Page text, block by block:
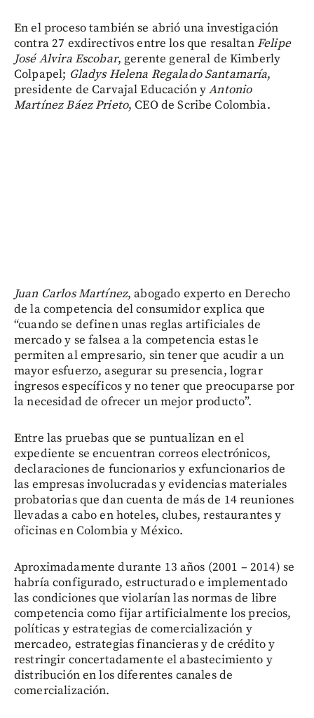
En el proceso también se abrió una investigación
contra 27 exdirectivos entre los que resaltanFelipe
José Alvira Escobar, gerente general de Kimberly
Colpapel; Gladys Helena Regalado Santamaría,
presidente de Carvajal Educación yAntonio
Martínez Báez Prieto, CEO de Scribe Colombia.
Juan Carlos Martínez, abogado experto en Derecho
de la competencia del consumidor explica que
“cuando se definen unas reglas artificiales de
mercado y se falsea a la competencia estas le
permiten al empresario, sin tener que acudir a un
mayor esfuerzo, asegurar su presencia, lograr
ingresos específicos y no tener que preocuparse por
la necesidad de ofrecer un mejor producto”.
Entre las pruebas que se puntualizan en el
expediente se encuentran correos electrónicos,
declaraciones de funcionarios y exfuncionarios de
las empresas involucradas y evidencias materiales
probatorias que dan cuenta de más de 14 reuniones
llevadas a cabo en hoteles, clubes, restaurantes y
oficinas en Colombia y México.
Aproximadamente durante 13 años (2001 – 2014) se
habría configurado, estructurado e implementado
las condiciones que violarían las normas de libre
competencia como fijar artificialmente los precios,
políticas y estrategias de comercialización y
mercadeo, estrategias financieras y de crédito y
restringir concertadamente el abastecimiento y
distribución en los diferentes canales de
comercialización.